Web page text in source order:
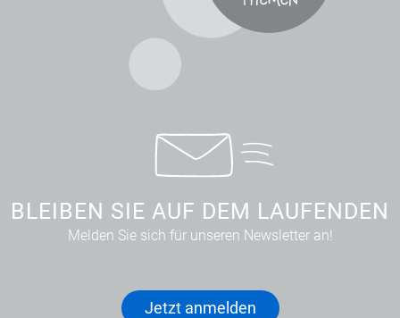
BLEIBEN SIE AUF DEM LAUFENDEN
Melden Sie sich für unseren Newsletter an!
Jetzt anmelden